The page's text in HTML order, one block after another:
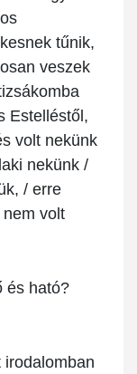
tűnik,
veszek
Estelléstől,
volt nekünk
nekünk /
/ erre
volt
és ható?
irodalomban